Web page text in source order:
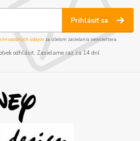
Prihlásiť sa
osobných údajov za účelom zasielania newslettera.
odhlásiť. Zasielame raz za 14 dní.